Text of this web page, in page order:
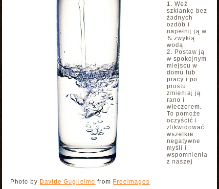
Photo by Davide Guglielmo from FreeImages
Weź
szklankę bez
żadnych
ozdób i
napełnij ją w
¾ zwykłą
wodą.
Postaw ją
w spokojnym
miejscu w
domu lub
pracy i po
prostu
zmieniaj ją
rano i
wieczorem.
To pomoże
oczyścić i
zlikwidować
wszelkie
negatywne
myśli i
wspomnienia
z naszej